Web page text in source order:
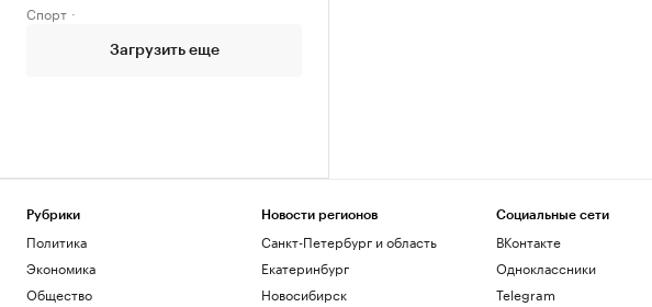
Спорт
Загрузить еще
Рубрики
Политика
Экономика
Общество
Новости регионов
Санкт-Петербург и область
Екатеринбург
Новосибирск
Социальные сети
ВКонтакте
Одноклассники
Telegram